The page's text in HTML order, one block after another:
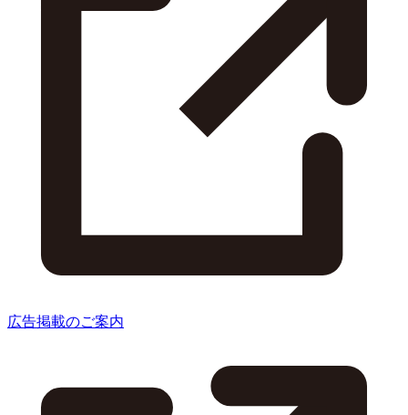
広告掲載のご案内